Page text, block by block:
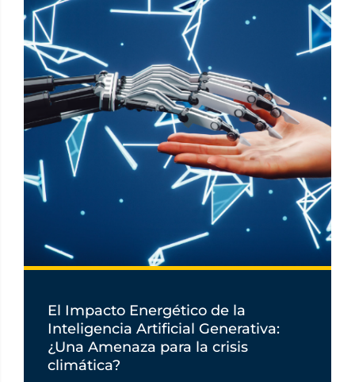
El Impacto Energético de la
Inteligencia Artificial Generativa:
¿Una Amenaza para la crisis
climática?